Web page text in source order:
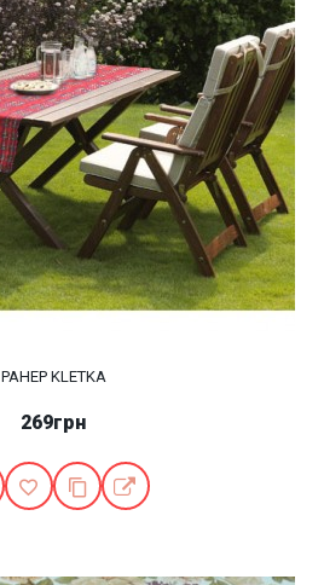
РАНЕР KLETKA
269грн